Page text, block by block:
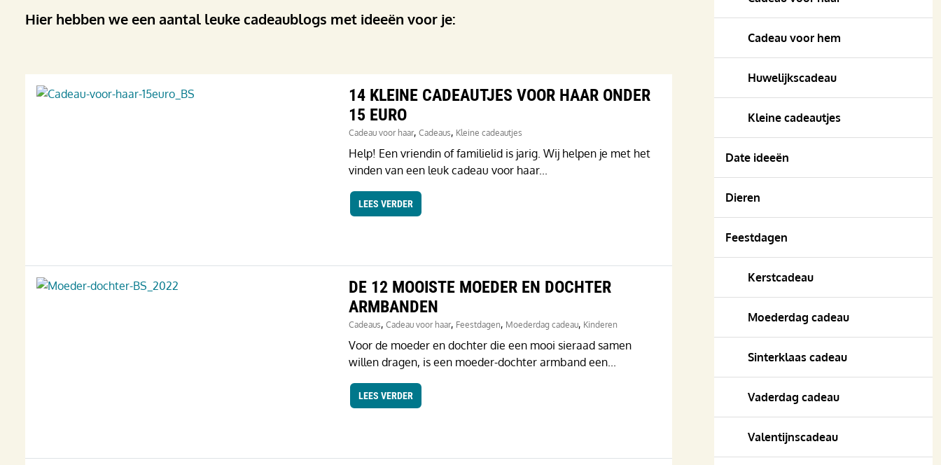
Hier hebben we een aantal leuke cadeaublogs met ideeën voor je:
14 KLEINE CADEAUTJES VOOR HAAR ONDER
15 EURO
Cadeau voor haar, Cadeaus, Kleine cadeautjes
Help! Een vriendin of familielid is jarig. Wij helpen je met het
vinden van een leuk cadeau voor haar...
LEES VERDER
DE 12 MOOISTE MOEDER EN DOCHTER
ARMBANDEN
Cadeaus, Cadeau voor haar, Feestdagen, Moederdag cadeau, Kinderen
Voor de moeder en dochter die een mooi sieraad samen
willen dragen, is een moeder-dochter armband een...
LEES VERDER
Cadeau voor hem
Huwelijkscadeau
Kleine cadeautjes
Date ideeën
Dieren
Feestdagen
Kerstcadeau
Moederdag cadeau
Sinterklaas cadeau
Vaderdag cadeau
Valentijnscadeau